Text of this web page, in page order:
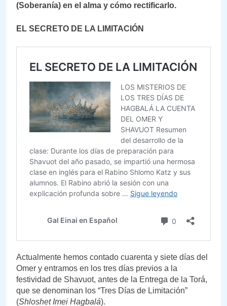
(Soberanía) en el alma y cómo rectificarlo.
EL SECRETO DE LA LIMITACIÓN
Actualmente hemos contado cuarenta y siete días del
Omer y entramos en los tres días previos a la
festividad de Shavuot, antes de la Entrega de la Torá,
que se denominan los “Tres Días de Limitación”
(Shloshet Imei Hagbalá).